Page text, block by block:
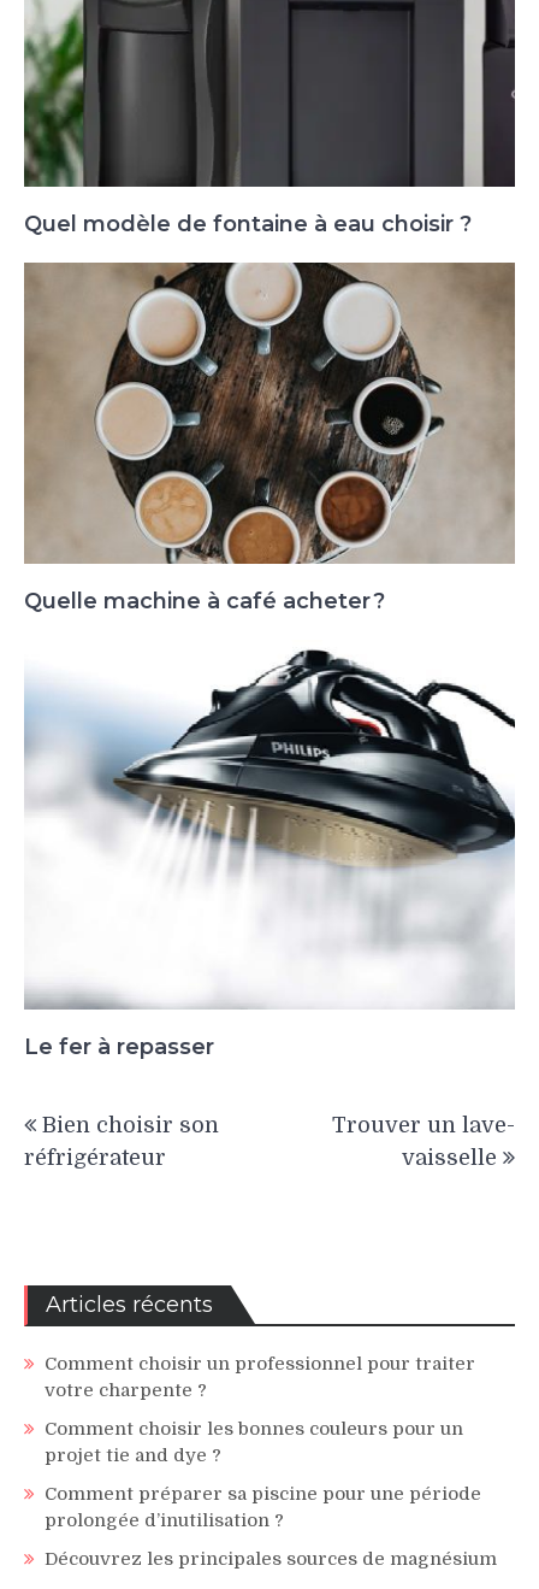
Quel modèle de fontaine à eau choisir ?
Quelle machine à café acheter ?
Le fer à repasser
de
Bien choisir son
réfrigérateur
Trouver un lave-
vaisselle
Articles récents
Comment choisir un professionnel pour traiter
votre charpente ?
Comment choisir les bonnes couleurs pour un
projet tie and dye ?
Comment préparer sa piscine pour une période
prolongée d’inutilisation ?
Découvrez les principales sources de magnésium